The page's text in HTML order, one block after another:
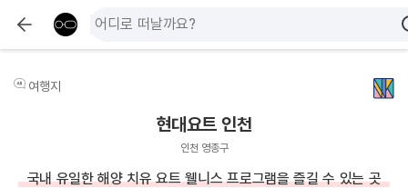
여행지
현대요트 인천
인천 영종구
국내 유일한 해양 치유 요트 웰니스 프로그램을 즐길 수 있는 곳